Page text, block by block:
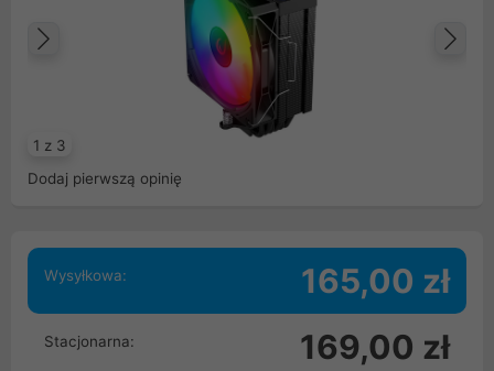
1 z 3
Poprzedni
Dodaj pierwszą opinię
Wysyłkowa: 165,00 zł
Stacjonarna: 169,00 zł